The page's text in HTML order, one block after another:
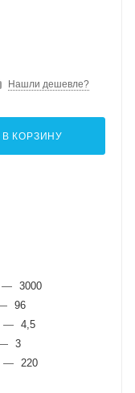
Нашли дешевле?
В КОРЗИНУ
— 3000
96
— 4,5
3
— 220